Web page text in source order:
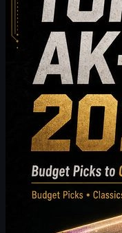
2026년에 구매할 가치
보세요. 합리적인 가격
템까지 소개합니다. 이
장 가치, 구매 팁을 비
에 가장 잘 맞는 AK-47
5월 20, 2026